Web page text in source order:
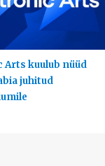
Arts kuulub nüüd
juhitud